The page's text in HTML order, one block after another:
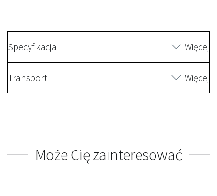
Specyfikacja Więcej
Transport Więcej
Może Cię zainteresować